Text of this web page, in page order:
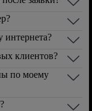
интернета?
клиентов?
по моему